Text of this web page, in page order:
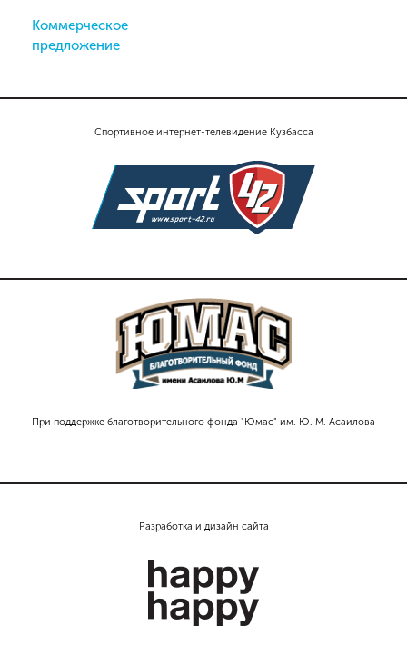
Спортивное интернет-телевидение Кузбасса
При поддержке благотворительного фонда "Юмас" им. Ю. М. Асаилова
Коммерческое
предложение
Разработка и дизайн сайта